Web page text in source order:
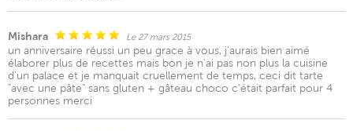
Mishara Le 27 mars 2015
un anniversaire réussi un peu grace à vous, j'aurais bien aimé
élaborer plus de recettes mais bon je n'ai pas non plus la cuisine
d'un palace et je manquait cruellement de temps, ceci dit tarte
"avec une pâte" sans gluten + gâteau choco c'était parfait pour 4
personnes merci